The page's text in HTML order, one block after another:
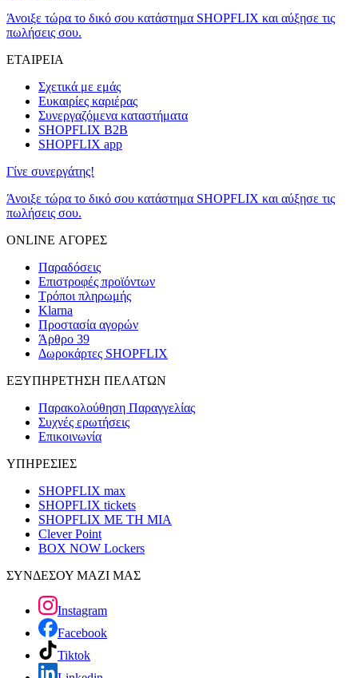
Άνοιξε τώρα το δικό σου κατάστημα SHOPFLIX και αύξησε τις
πωλήσεις σου.
ΕΤΑΙΡΕΙΑ
Σχετικά με εμάς
Ευκαιρίες καριέρας
Συνεργαζόμενα καταστήματα
SHOPFLIX B2B
SHOPFLIX app
Γίνε συνεργάτης!
Άνοιξε τώρα το δικό σου κατάστημα SHOPFLIX και αύξησε τις
πωλήσεις σου.
ONLINE ΑΓΟΡΕΣ
Παραδόσεις
Επιστροφές προϊόντων
Τρόποι πληρωμής
Klarna
Προστασία αγορών
Άρθρο 39
Δωροκάρτες SHOPFLIX
ΕΞΥΠΗΡΕΤΗΣΗ ΠΕΛΑΤΩΝ
Παρακολούθηση Παραγγελίας
Συχνές ερωτήσεις
Επικοινωνία
ΥΠΗΡΕΣΙΕΣ
SHOPFLIX max
SHOPFLIX tickets
SHOPFLIX ΜΕ ΤΗ ΜΙΑ
Clever Point
BOX NOW Lockers
ΣΥΝΔΕΣΟΥ ΜΑΖΙ ΜΑΣ
Instagram
Facebook
Tiktok